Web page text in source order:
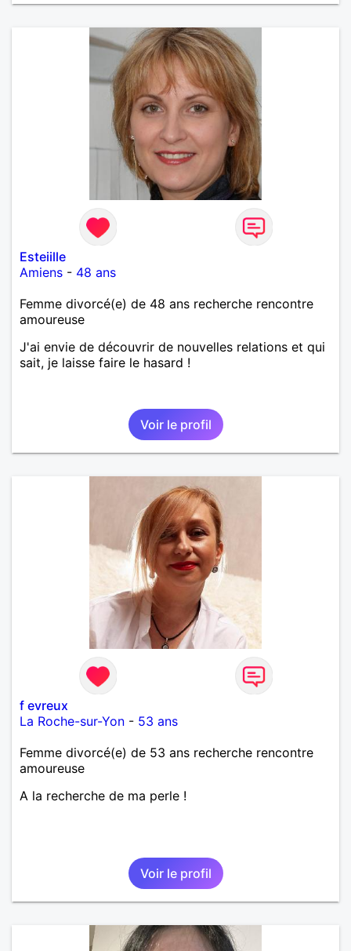
Esteiille
Amiens - 48 ans
Femme divorcé(e) de 48 ans recherche rencontre
amoureuse
J'ai envie de découvrir de nouvelles relations et qui
sait, je laisse faire le hasard !
Voir le profil
f evreux
La Roche-sur-Yon - 53 ans
Femme divorcé(e) de 53 ans recherche rencontre
amoureuse
A la recherche de ma perle !
Voir le profil